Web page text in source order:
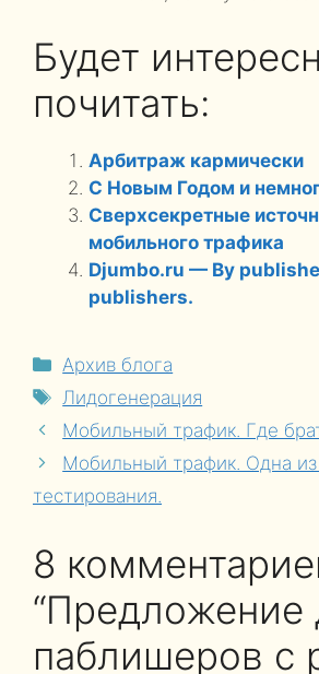
Будет
почитать:
Арбитраж кармически
С Новым Годом и
Сверхсекретные
мобильного трафика
Djumbo.ru — By
publishers.
Рубрики
Архив блога
Метки
Лидогенерация
Мобильный трафик. Где
Мобильный трафик. Одна
тестирования.
8
“Предложение
паблишеров с